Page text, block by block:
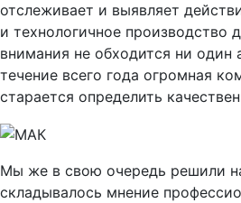
отслеживает и выявляет
и технологичное производство
внимания не обходится ни один
течение всего года огромная
старается определить
Мы же в свою очередь решили
складывалось мнение